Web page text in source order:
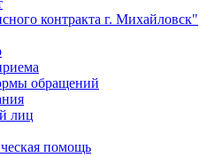
контракта г. Михайловск"
обращений
лиц
помощь